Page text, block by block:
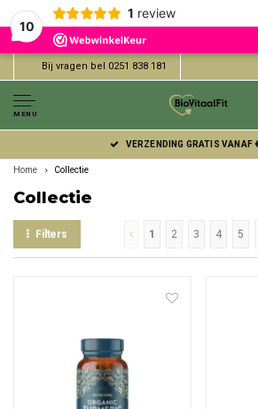
10
1 review
Bij vragen bel 0251 838 181
MENU
VERZENDING GRATIS VANAF
Home Collectie
Collectie
Filters 1 2 3 4 5